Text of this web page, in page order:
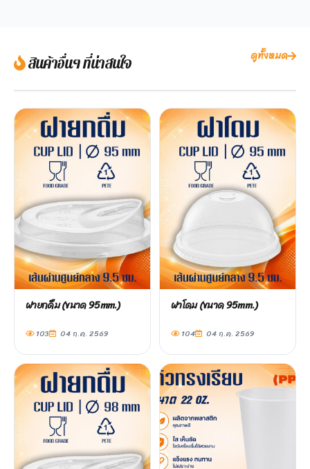
สินค้าอื่นๆ ที่น่าสนใจ ดูทั้งหมด
ฝายกดื่ม (ขนาด 95mm.)
103 04 ก.ค. 2569
ฝาโดม (ขนาด 95mm.)
104 04 ก.ค. 2569